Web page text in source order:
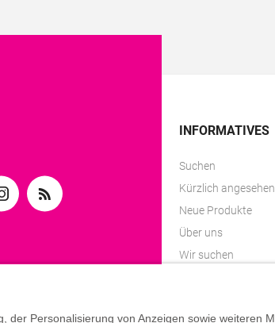
INFORMATIVES
Suchen
Kürzlich angesehen
Neue Produkte
Über uns
Wir suchen